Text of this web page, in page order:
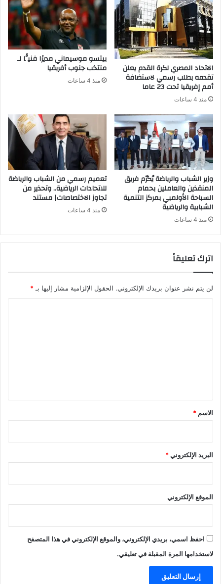
الاتحاد المصري لكرة القدم يعلن
تقدمه بطلب رسمي لاستضافة
أمم إفريقيا تحت 23 عاما
منذ 4 ساعات
بيتسو موسيماني مديرًا فنيًّا لـ
منتخب جنوب أفريقيا
منذ 4 ساعات
وزير الشباب والرياضة يُكرّم فريق
المنقذين والعاملين بحمام
السباحة الأولمبي بمركز التنمية
الشبابية والرياضية
منذ 4 ساعات
تعميم رسمي من الشباب والرياضة
للاتحادات الرياضية.. وتحذير من
تجاوز الاختصاصات| مستند
منذ 4 ساعات
اترك تعليقاً
لن يتم نشر عنوان بريدك الإلكتروني. الحقول الإلزامية مشار إليها بـ*
*
الاسم *
البريد الإلكتروني*
الموقع الإلكتروني
احفظ اسمي، بريدي الإلكتروني، والموقع الإلكتروني في هذا المتصفح
لاستخدامها المرة المقبلة في تعليقي.